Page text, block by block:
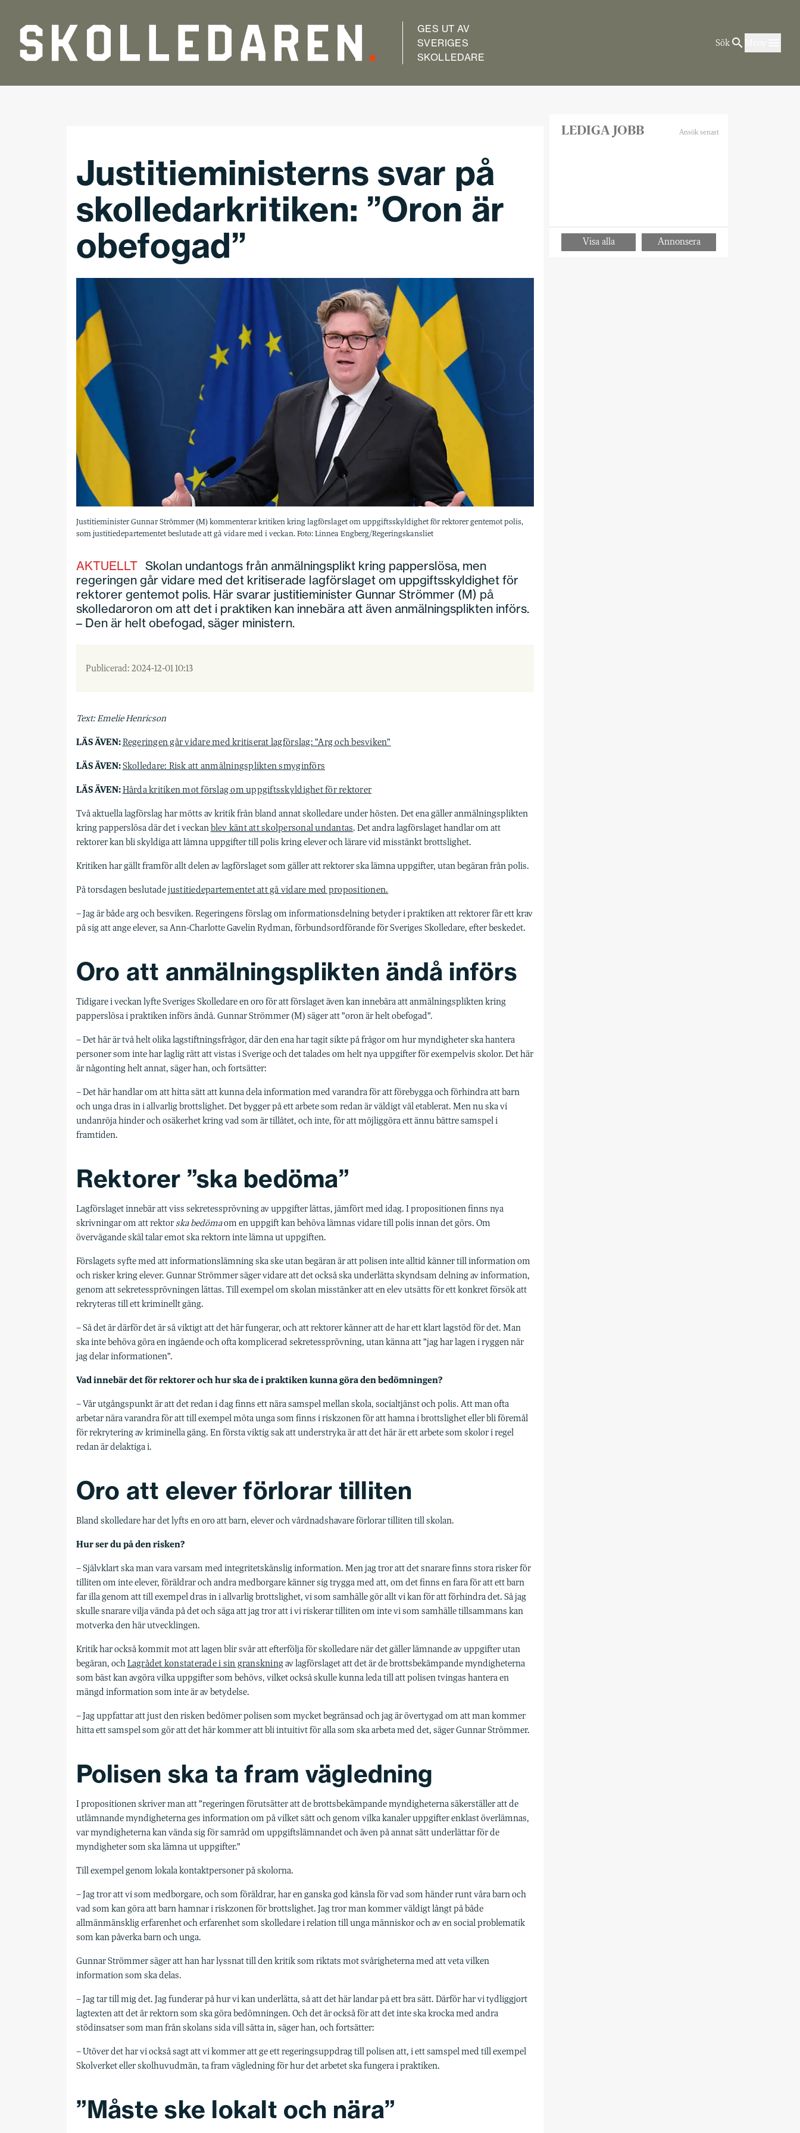
GES UT AV
SVERIGES
SKOLLEDARE
Sök
Justitieministerns svar på
skolledarkritiken: ”Oron är
obefogad”
Justitieminister Gunnar Strömmer (M) kommenterar kritiken kring lagförslaget om uppgiftsskyldighet för rektorer gentemot polis,
som justitiedepartementet beslutade att gå vidare med i veckan. Foto: Linnea Engberg/Regeringskansliet
AKTUELLT Skolan undantogs från anmälningsplikt kring papperslösa, men
regeringen går vidare med det kritiserade lagförslaget om uppgiftsskyldighet för
rektorer gentemot polis. Här svarar justitieminister Gunnar Strömmer (M) på
skolledaroron om att det i praktiken kan innebära att även anmälningsplikten införs.
– Den är helt obefogad, säger ministern.
Publicerad: 2024-12-01 10:13
Text: Emelie Henricson
LÄS ÄVEN:Regeringen går vidare med kritiserat lagförslag: ”Arg och besviken”
LÄS ÄVEN:Skolledare: Risk att anmälningsplikten smyginförs
LÄS ÄVEN:Hårda kritiken mot förslag om uppgiftsskyldighet för rektorer
Två aktuella lagförslag har mötts av kritik från bland annat skolledare under hösten. Det ena gäller anmälningsplikten
kring papperslösa där det i veckanblev känt att skolpersonal undantas. Det andra lagförslaget handlar om att
rektorer kan bli skyldiga att lämna uppgifter till polis kring elever och lärare vid misstänkt brottslighet.
Kritiken har gällt framför allt delen av lagförslaget som gäller att rektorer ska lämna uppgifter, utan begäran från polis.
På torsdagen beslutadejustitiedepartementet att gå vidare med propositionen.
– Jag är både arg och besviken. Regeringens förslag om informationsdelning betyder i praktiken att rektorer får ett krav
på sig att ange elever, sa Ann-Charlotte Gavelin Rydman, förbundsordförande för Sveriges Skolledare, efter beskedet.
Oro att anmälningsplikten ändå införs
Tidigare i veckan lyfte Sveriges Skolledare en oro för att förslaget även kan innebära att anmälningsplikten kring
papperslösa i praktiken införs ändå. Gunnar Strömmer (M) säger att ”oron är helt obefogad”.
– Det här är två helt olika lagstiftningsfrågor, där den ena har tagit sikte på frågor om hur myndigheter ska hantera
personer som inte har laglig rätt att vistas i Sverige och det talades om helt nya uppgifter för exempelvis skolor. Det här
är någonting helt annat, säger han, och fortsätter:
– Det här handlar om att hitta sätt att kunna dela information med varandra för att förebygga och förhindra att barn
och unga dras in i allvarlig brottslighet. Det bygger på ett arbete som redan är väldigt väl etablerat. Men nu ska vi
undanröja hinder och osäkerhet kring vad som är tillåtet, och inte, för att möjliggöra ett ännu bättre samspel i
framtiden.
Rektorer ”ska bedöma”
Lagförslaget innebär att viss sekretessprövning av uppgifter lättas, jämfört med idag. I propositionen finns nya
skrivningar om att rektor ska bedömaom en uppgift kan behöva lämnas vidare till polis innan det görs. Om
övervägande skäl talar emot ska rektorn inte lämna ut uppgiften.
Förslagets syfte med att informationslämning ska ske utan begäran är att polisen inte alltid känner till information om
och risker kring elever. Gunnar Strömmer säger vidare att det också ska underlätta skyndsam delning av information,
genom att sekretessprövningen lättas. Till exempel om skolan misstänker att en elev utsätts för ett konkret försök att
rekryteras till ett kriminellt gäng.
– Så det är därför det är så viktigt att det här fungerar, och att rektorer känner att de har ett klart lagstöd för det. Man
ska inte behöva göra en ingående och ofta komplicerad sekretessprövning, utan känna att ”jag har lagen i ryggen när
jag delar informationen”.
Vad innebär det för rektorer och hur ska de i praktiken kunna göra den bedömningen?
– Vår utgångspunkt är att det redan i dag finns ett nära samspel mellan skola, socialtjänst och polis. Att man ofta
arbetar nära varandra för att till exempel möta unga som finns i riskzonen för att hamna i brottslighet eller bli föremål
för rekrytering av kriminella gäng. En första viktig sak att understryka är att det här är ett arbete som skolor i regel
redan är delaktiga i.
Oro att elever förlorar tilliten
Bland skolledare har det lyfts en oro att barn, elever och vårdnadshavare förlorar tilliten till skolan.
Hur ser du på den risken?
– Självklart ska man vara varsam med integritetskänslig information. Men jag tror att det snarare finns stora risker för
tilliten om inte elever, föräldrar och andra medborgare känner sig trygga med att, om det finns en fara för att ett barn
far illa genom att till exempel dras in i allvarlig brottslighet, vi som samhälle gör allt vi kan för att förhindra det. Så jag
skulle snarare vilja vända på det och säga att jag tror att i vi riskerar tilliten om inte vi som samhälle tillsammans kan
motverka den här utvecklingen.
Kritik har också kommit mot att lagen blir svår att efterfölja för skolledare när det gäller lämnande av uppgifter utan
begäran, ochLagrådet konstaterade i sin granskningav lagförslaget att det är de brottsbekämpande myndigheterna
som bäst kan avgöra vilka uppgifter som behövs, vilket också skulle kunna leda till att polisen tvingas hantera en
mängd information som inte är av betydelse.
– Jag uppfattar att just den risken bedömer polisen som mycket begränsad och jag är övertygad om att man kommer
hitta ett samspel som gör att det här kommer att bli intuitivt för alla som ska arbeta med det, säger Gunnar Strömmer.
Polisen ska ta fram vägledning
I propositionen skriver man att ”regeringen förutsätter att de brottsbekämpande myndigheterna säkerställer att de
utlämnande myndigheterna ges information om på vilket sätt och genom vilka kanaler uppgifter enklast överlämnas,
var myndigheterna kan vända sig för samråd om uppgiftslämnandet och även på annat sätt underlättar för de
myndigheter som ska lämna ut uppgifter.”
Till exempel genom lokala kontaktpersoner på skolorna.
– Jag tror att vi som medborgare, och som föräldrar, har en ganska god känsla för vad som händer runt våra barn och
vad som kan göra att barn hamnar i riskzonen för brottslighet. Jag tror man kommer väldigt långt på både
allmänmänsklig erfarenhet och erfarenhet som skolledare i relation till unga människor och av en social problematik
som kan påverka barn och unga.
Gunnar Strömmer säger att han har lyssnat till den kritik som riktats mot svårigheterna med att veta vilken
information som ska delas.
– Jag tar till mig det. Jag funderar på hur vi kan underlätta, så att det här landar på ett bra sätt. Därför har vi tydliggjort
lagtexten att det är rektorn som ska göra bedömningen. Och det är också för att det inte ska krocka med andra
stödinsatser som man från skolans sida vill sätta in, säger han, och fortsätter:
– Utöver det har vi också sagt att vi kommer att ge ett regeringsuppdrag till polisen att, i ett samspel med till exempel
Skolverket eller skolhuvudmän, ta fram vägledning för hur det arbetet ska fungera i praktiken.
”Måste ske lokalt och nära”